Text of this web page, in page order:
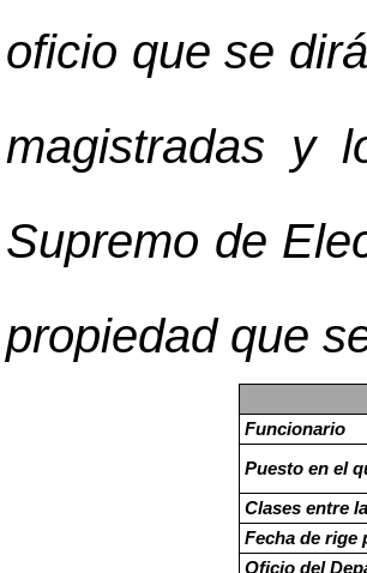
oficio que se
magistradas y
Supremo de
propiedad que
Funcionario
Puesto en el
Clases entre
Fecha de rige
Oficio del